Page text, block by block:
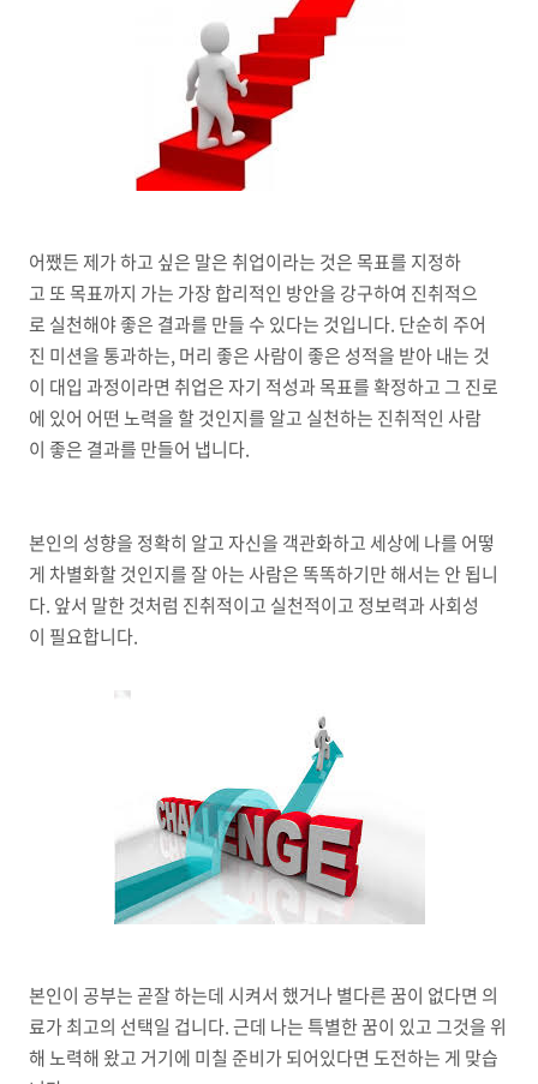
어쨌든 제가 하고 싶은 말은 취업이라는 것은 목표를 지정하
고 또 목표까지 가는 가장 합리적인 방안을 강구하여 진취적으
로 실천해야 좋은 결과를 만들 수 있다는 것입니다. 단순히 주어
진 미션을 통과하는, 머리 좋은 사람이 좋은 성적을 받아 내는 것
이 대입 과정이라면 취업은 자기 적성과 목표를 확정하고 그 진로
에 있어 어떤 노력을 할 것인지를 알고 실천하는 진취적인 사람
이 좋은 결과를 만들어 냅니다.
본인의 성향을 정확히 알고 자신을 객관화하고 세상에 나를 어떻
게 차별화할 것인지를 잘 아는 사람은 똑똑하기만 해서는 안 됩니
다. 앞서 말한 것처럼 진취적이고 실천적이고 정보력과 사회성
이 필요합니다.
본인이 공부는 곧잘 하는데 시켜서 했거나 별다른 꿈이 없다면 의
료가 최고의 선택일 겁니다. 근데 나는 특별한 꿈이 있고 그것을 위
해 노력해 왔고 거기에 미칠 준비가 되어있다면 도전하는 게 맞습